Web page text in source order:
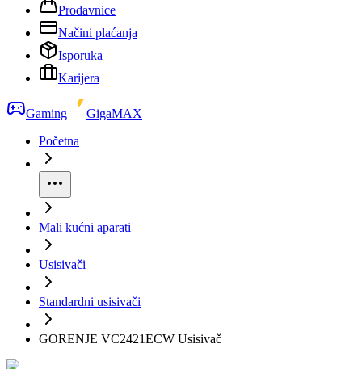
Prodavnice
Načini plaćanja
Isporuka
Karijera
Gaming
GigaMAX
Početna
Mali kućni aparati
Usisivači
Standardni usisivači
GORENJE VC2421ECW Usisivač